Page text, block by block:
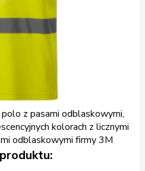
z pasami odblaskowymi,
kolorach z licznymi
odblaskowymi firmy 3M